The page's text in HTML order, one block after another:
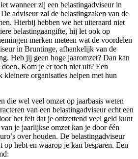
wanneer zij een belastingadviseur in
adviseur zal de belastingzaken van de
Hierbij hebben we het uiteraard niet
belastingaangifte, hij let ook op
merken meteen wat de voordelen
in Bruntinge, afhankelijk van de
Heb jij geen hoge jaaromzet? Dan kan
Kom je er toch niet uit? Een
kleinere organisaties helpen met hun
die wel veel omzet op jaarbasis weten
van een belastingadviseur echt een
het feit dat je ontzettend veel geld kunt
je jaarlijkse omzet kan je door één
over houden. De belastingadviseur
op hebt en waarop je kan besparen. Een